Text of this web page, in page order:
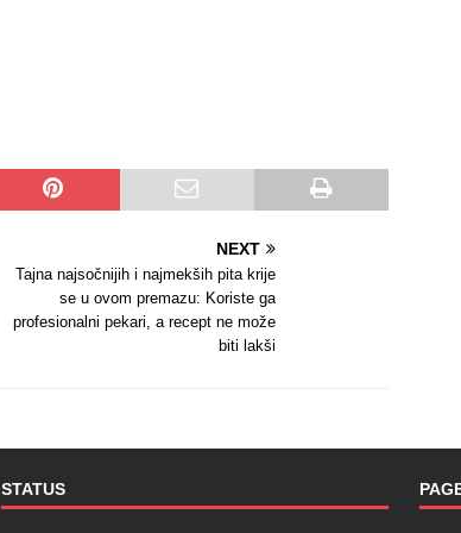
NEXT
Tajna najsočnijih i najmekših pita krije
se u ovom premazu: Koriste ga
profesionalni pekari, a recept ne može
biti lakši
STATUS